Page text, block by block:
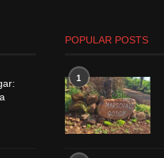
POPULAR POSTS
1